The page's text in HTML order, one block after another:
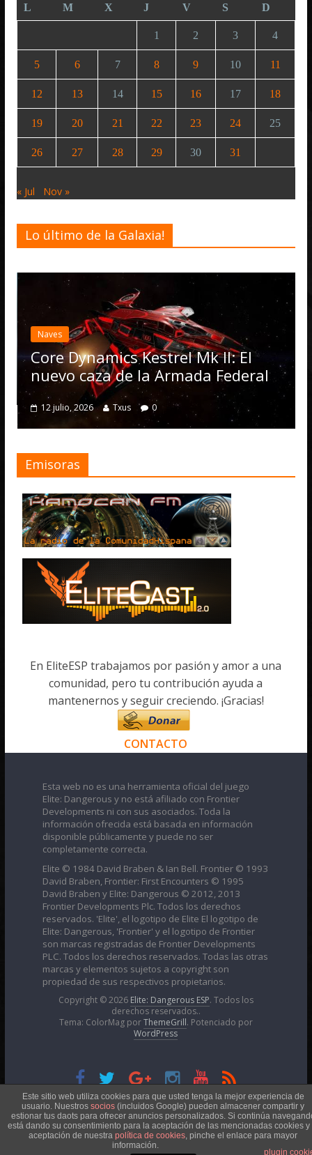
L
M X J V S D
1 2 3 4
5 6 7 8 9 10 11
12 13 14 15 16 17 18
19 20 21 22 23 24 25
26 27 28 29 30 31
« Jul Nov »
Lo último de la Galaxia!
Kestrel Mk II: El
de la Armada Federal
Txus 0
Noticias
Elite
actualización
Operations,
numerosas
4 julio, 2026
Emisoras
En EliteESP trabajamos por pasión y amor a una
comunidad, pero tu contribución ayuda a
mantenernos y seguir creciendo. ¡Gracias!
CONTACTO
Esta web no es una herramienta oficial del juego
Elite: Dangerous y no está afiliado con Frontier
Developments ni con sus asociados. Toda la
información ofrecida está basada en información
disponible públicamente y puede no ser
completamente correcta.
Elite © 1984 David Braben & Ian Bell. Frontier © 1993
David Braben, Frontier: First Encounters © 1995
David Braben y Elite: Dangerous © 2012, 2013
Frontier Developments Plc. Todos los derechos
reservados. 'Elite', el logotipo de Elite El logotipo de
Elite: Dangerous, 'Frontier' y el logotipo de Frontier
son marcas registradas de Frontier Developments
PLC. Todos los derechos reservados. Todas las otras
marcas y elementos sujetos a copyright son
propiedad de sus respectivos propietarios.
Copyright © 2026 Elite: Dangerous ESP . Todos los
derechos reservados..
Tema: ColorMag porThemeGrill . Potenciado por
WordPress
Esta obra está bajo unaLicencia Creative Commons
Atribución-NoComercial 4.0 Internacional
Este sitio web utiliza cookies para que usted tenga la mejor experiencia de
usuario. Nuestros socios (incluidos Google) pueden almacener compartir y
estionar tus daots para ofrecer anuncios personalizados. Si continúa
está dando su consentimiento para la aceptación de las mencionadas cookies y
aceptación de nuestra política de cookies, pinche el enlace para mayor
información.
plugin